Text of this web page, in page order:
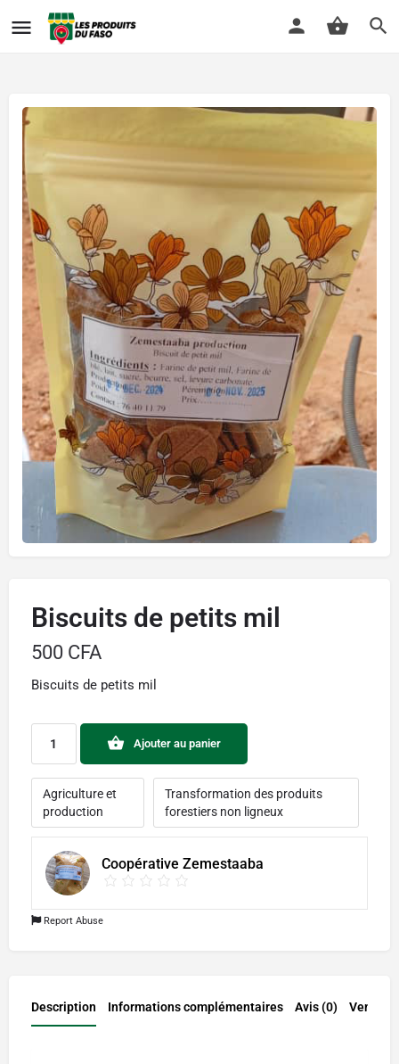
Biscuits de petits mil
500 CFA
Biscuits de petits mil
Ajouter au panier
Agriculture et
production
Transformation des produits
forestiers non ligneux
Coopérative Zemestaaba
Report Abuse
Description Informations complémentaires Avis (0) Vendor